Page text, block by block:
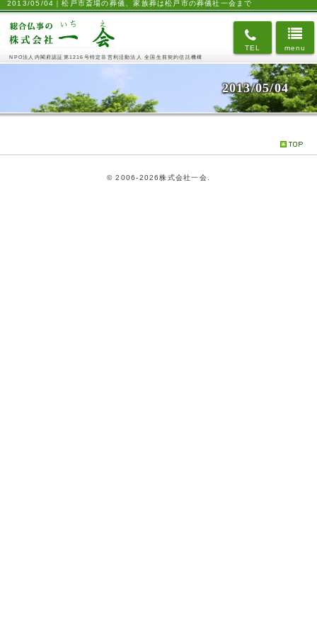
2013/05/04｜松戸市斎場の葬儀、家族葬は松戸市の葬儀社一会まで
menu
TEL
NPO法人内閣府認証第1216号特定非営利活動法人 全国生前契約信託機構
2013/05/04
©2006-2026株式会社一会.